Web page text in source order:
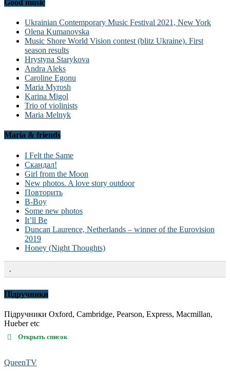
Good music
Ukrainian Contemporary Music Festival 2021, New York
Olena Kumanovska
Music Shore World Vision contest (blitz Ukraine). First
season results
Hrystyna Starykova
Andra Aleks
Caroline Egonu
Maria Myrosh
Karina Migol
Trio of violinists
Maria Melnyk
Maria & friends
I Felt the Same
Скандал!
Girl from the Moon
New photos. A love story outdoor
Повторить
B-Boy
Some new photos
It’ll Be
Duncan Laurence, Netherlands – winner of the Eurovision
2019
Honey (Night Thoughts)
.
Підручники
Підручники Oxford, Cambridge, Pearson, Express, Macmillan,
Hueber etc
Открыть список
QueenTV